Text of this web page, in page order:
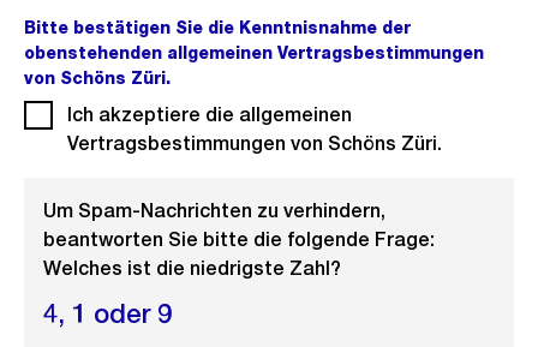
Bitte bestätigen Sie die Kenntnisnahme der
obenstehenden allgemeinen Vertragsbestimmungen
von Schöns Züri.
Ich akzeptiere die allgemeinen
Vertragsbestimmungen von Schöns Züri.
Um Spam-Nachrichten zu verhindern,
beantworten Sie bitte die folgende Frage:
Welches ist die niedrigste Zahl?
4, 1 oder 9